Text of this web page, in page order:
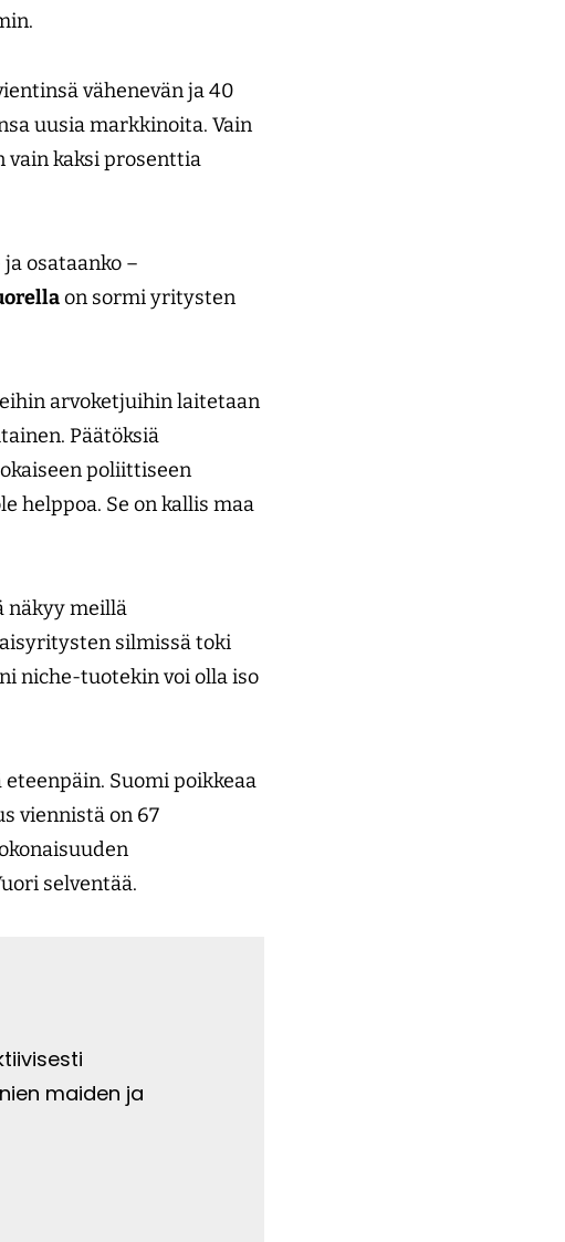
vähenevän ja 40
uusia markkinoita. Vain
vain kaksi prosenttia
osataanko –
on sormi yritysten
arvoketjuihin laitetaan
Päätöksiä
poliittiseen
helppoa. Se on kallis maa
näkyy meillä
silmissä toki
niche-tuotekin voi olla iso
Suomi poik­keaa
viennistä on 67
selventää.
maiden ja